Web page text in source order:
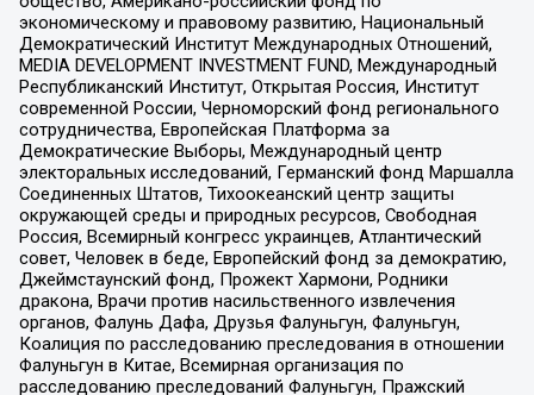
экономическому и правовому развитию, Национальный
Демократический Институт Международных Отношений,
MEDIA DEVELOPMENT INVESTMENT FUND, Международный
Республиканский Институт, Открытая Россия, Институт
современной России, Черноморский фонд регионального
сотрудничества, Европейская Платформа за
Демократические Выборы, Международный центр
электоральных исследований, Германский фонд Маршалла
Соединенных Штатов, Тихоокеанский центр защиты
окружающей среды и природных ресурсов, Свободная
Россия, Всемирный конгресс украинцев, Атлантический
совет, Человек в беде, Европейский фонд за демократию,
Джеймстаунский фонд, Прожект Хармони, Родники
дракона, Врачи против насильственного извлечения
органов, Фалунь Дафа, Друзья Фалуньгун, Фалуньгун,
Коалиция по расследованию преследования в отношении
Фалуньгун в Китае, Всемирная организация по
расследованию преследований Фалуньгун, Пражский